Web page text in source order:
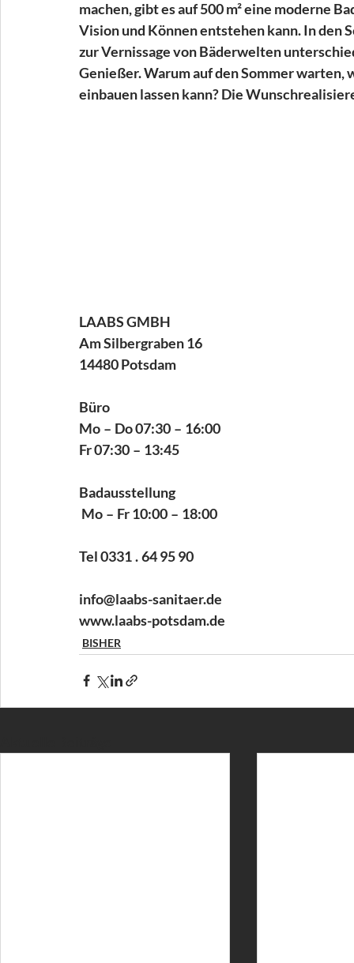
machen, gibt es auf 500 m² eine moderne
Vision und Können entstehen kann. In den
zur Vernissage von Bäderwelten
Genießer. Warum auf den Sommer warten,
einbauen lassen kann? Die
LAABS GMBH
Am Silbergraben 16
14480 Potsdam
Büro
Mo – Do 07:30 – 16:00
Fr 07:30 – 13:45
Badausstellung
Mo – Fr 10:00 – 18:00
Tel 0331 . 64 95 90
info@laabs-sanitaer.de
www.laabs-potsdam.de
BISHER